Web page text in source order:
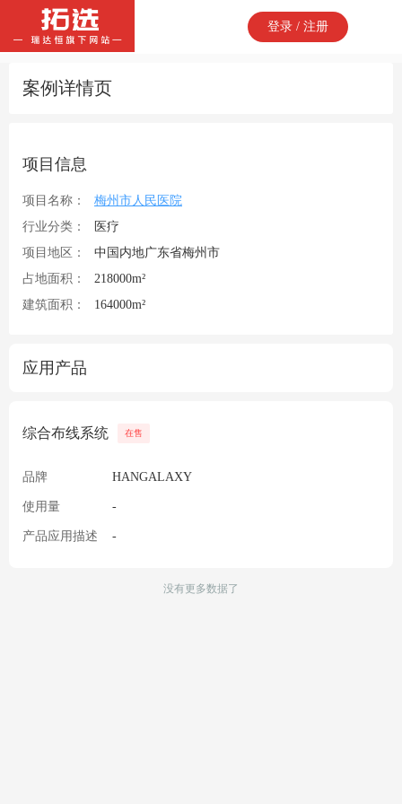
登录 / 注册
案例详情页
项目信息
项目名称：
梅州市人民医院
行业分类：
医疗
项目地区：
中国内地广东省梅州市
占地面积：
218000m²
建筑面积：
164000m²
应用产品
综合布线系统 在售
品牌 HANGALAXY
使用量 -
产品应用描述 -
没有更多数据了